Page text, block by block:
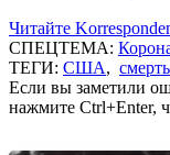
Читайте
СПЕЦТЕМА:
ТЕГИ: США, смерть
Если вы заметили
нажмите Ctrl+Enter,